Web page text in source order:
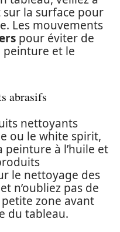
la surface pour
Les mouvements
pour éviter de
et le
abrasifs
nettoyants
ou le white spirit,
à l’huile et
le nettoyage des
n’oubliez pas de
zone avant
du tableau.